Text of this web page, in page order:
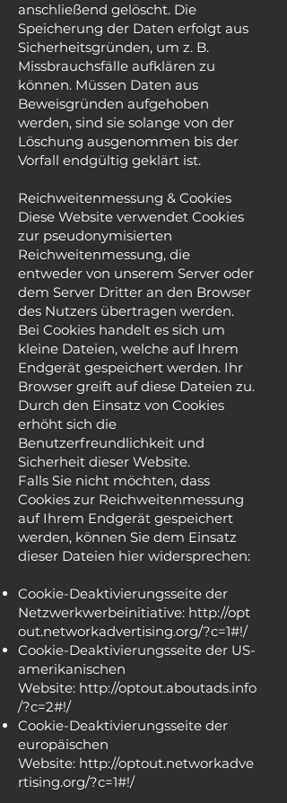
anschließend gelöscht. Die
Speicherung der Daten erfolgt aus
Sicherheitsgründen, um z. B.
Missbrauchsfälle aufklären zu
können. Müssen Daten aus
Beweisgründen aufgehoben
werden, sind sie solange von der
Löschung ausgenommen bis der
Vorfall endgültig geklärt ist.
Reichweitenmessung & Cookies
Diese Website verwendet Cookies
zur pseudonymisierten
Reichweitenmessung, die
entweder von unserem Server oder
dem Server Dritter an den Browser
des Nutzers übertragen werden.
Bei Cookies handelt es sich um
kleine Dateien, welche auf Ihrem
Endgerät gespeichert werden. Ihr
Browser greift auf diese Dateien zu.
Durch den Einsatz von Cookies
erhöht sich die
Benutzerfreundlichkeit und
Sicherheit dieser Website.
Falls Sie nicht möchten, dass
Cookies zur Reichweitenmessung
auf Ihrem Endgerät gespeichert
werden, können Sie dem Einsatz
dieser Dateien hier widersprechen:
Cookie-Deaktivierungsseite der
Netzwerkwerbeinitiative: http://opt
out.networkadvertising.org/?c=1#!/
Cookie-Deaktivierungsseite der US-
amerikanischen
Website: http://optout.aboutads.info
/?c=2#!/
Cookie-Deaktivierungsseite der
europäischen
Website: http://optout.networkadve
rtising.org/?c=1#!/